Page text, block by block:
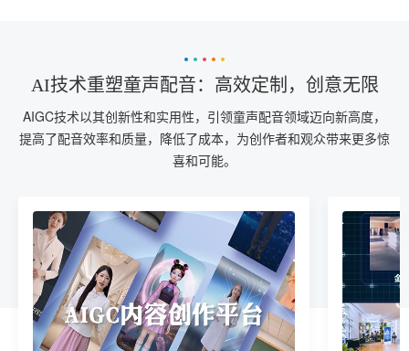
AI技术重塑童声配音：高效定制，创意无限
AIGC技术以其创新性和实用性，引领童声配音领域迈向新高度，
提高了配音效率和质量，降低了成本，为创作者和观众带来更多惊
喜和可能。